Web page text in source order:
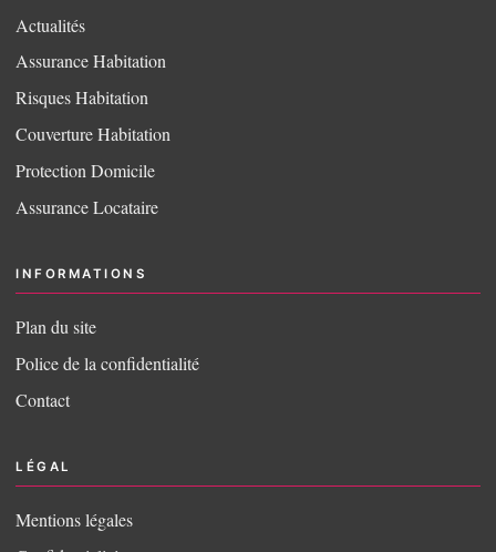
Actualités
Assurance Habitation
Risques Habitation
Couverture Habitation
Protection Domicile
Assurance Locataire
INFORMATIONS
Plan du site
Police de la confidentialité
Contact
LÉGAL
Mentions légales